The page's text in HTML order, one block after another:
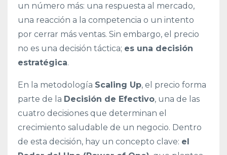
un número más: una respuesta al mercado,
una reacción a la competencia o un intento
por cerrar más ventas. Sin embargo, el precio
no es una decisión táctica; es una decisión
estratégica.
En la metodología Scaling Up, el precio forma
parte de la Decisión de Efectivo, una de las
cuatro decisiones que determinan el
crecimiento saludable de un negocio. Dentro
de esta decisión, hay un concepto clave: el